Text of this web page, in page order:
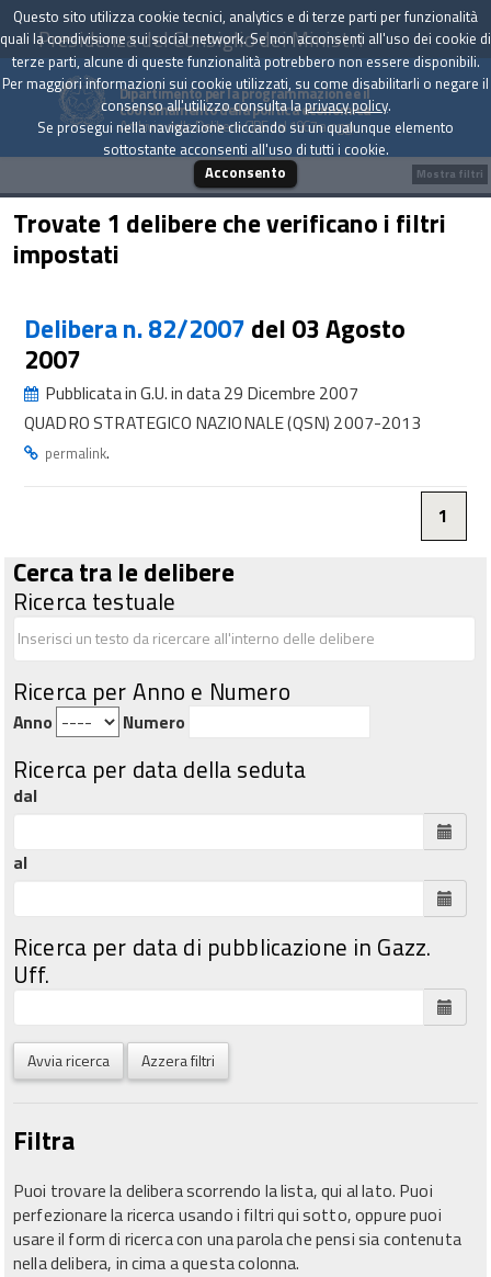
Presidenza del Consiglio dei Ministri
Dipartimento per la programmazione e il
coordinamento della politica economica
Archivio delle Delibere CIPE dal 1967 a oggi
Trovate 1 delibere che verificano i filtri
impostati
Delibera n. 82/2007 del 03 Agosto
2007
Pubblicata in G.U. in data 29 Dicembre 2007
QUADRO STRATEGICO NAZIONALE (QSN) 2007-2013
permalink.
1
Cerca tra le delibere
Ricerca testuale
Ricerca per Anno e Numero
Anno Numero
Ricerca per data della seduta
dal
al
Ricerca per data di pubblicazione in Gazz.
Uff.
Avvia ricerca Azzera filtri
Filtra
Puoi trovare la delibera scorrendo la lista, qui al lato. Puoi
perfezionare la ricerca usando i filtri qui sotto, oppure puoi
usare il form di ricerca con una parola che pensi sia contenuta
nella delibera, in cima a questa colonna.
Mostra filtri
Questo sito utilizza cookie tecnici, analytics e di terze parti per funzionalità
quali la condivisione sui social network. Se non acconsenti all'uso dei cookie di
terze parti, alcune di queste funzionalità potrebbero non essere disponibili.
Per maggiori informazioni sui cookie utilizzati, su come disabilitarli o negare il
consenso all'utilizzo consulta laprivacy policy.
Se prosegui nella navigazione cliccando su un qualunque elemento
sottostante acconsenti all'uso di tutti i cookie.
Acconsento